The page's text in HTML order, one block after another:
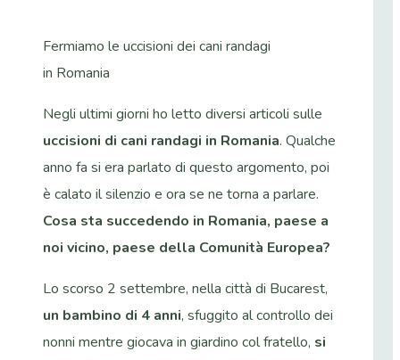
Fermiamo le uccisioni dei cani randagi
in Romania
Negli ultimi giorni ho letto diversi articoli sulle
uccisioni di cani randagi in Romania. Qualche
anno fa si era parlato di questo argomento, poi
è calato il silenzio e ora se ne torna a parlare.
Cosa sta succedendo in Romania, paese a
noi vicino, paese della Comunità Europea?
Lo scorso 2 settembre, nella città di Bucarest,
un bambino di 4 anni, sfuggito al controllo dei
nonni mentre giocava in giardino col fratello, si